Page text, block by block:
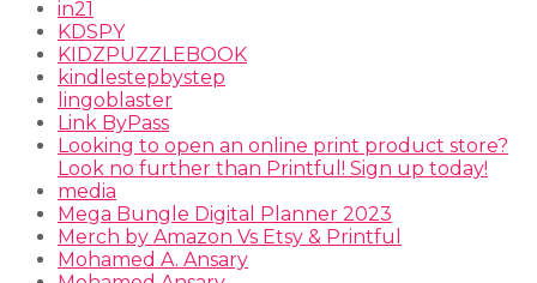
in21
KDSPY
KIDZPUZZLEBOOK
kindlestepbystep
lingoblaster
Link ByPass
Looking to open an online print product store?
Look no further than Printful! Sign up today!
media
Mega Bungle Digital Planner 2023
Merch by Amazon Vs Etsy & Printful
Mohamed A. Ansary